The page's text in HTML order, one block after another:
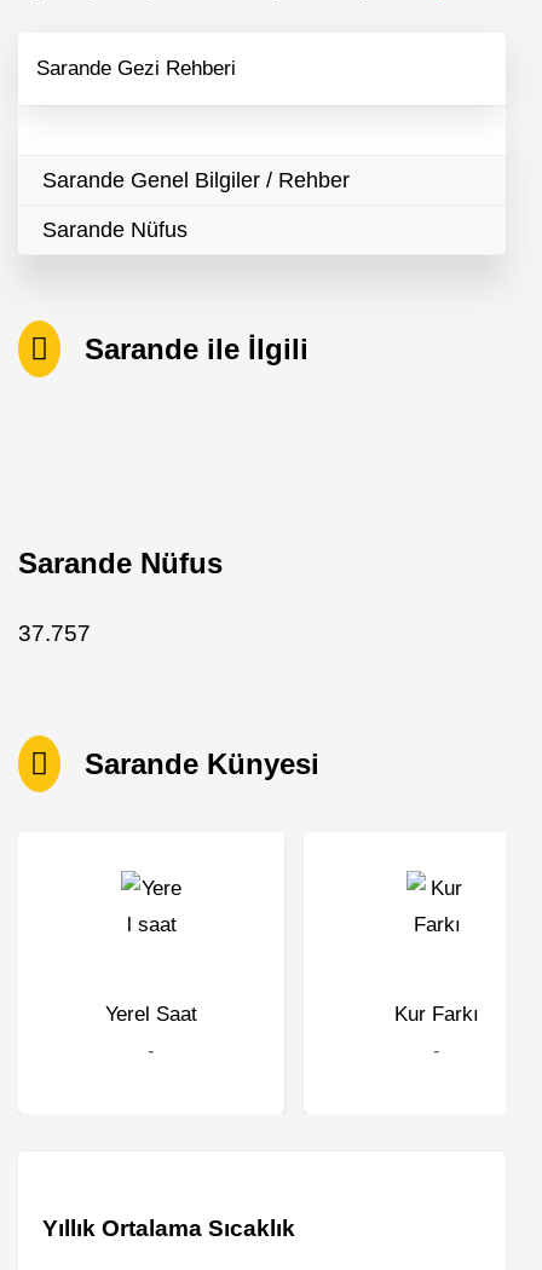
Sarande Gezi Rehberi
Sarande Genel Bilgiler / Rehber
Sarande Nüfus
Sarande ile İlgili
Sarande Nüfus
37.757
Sarande Künyesi
Yerel Saat
-
Kur Farkı
-
Yıllık Ortalama Sıcaklık